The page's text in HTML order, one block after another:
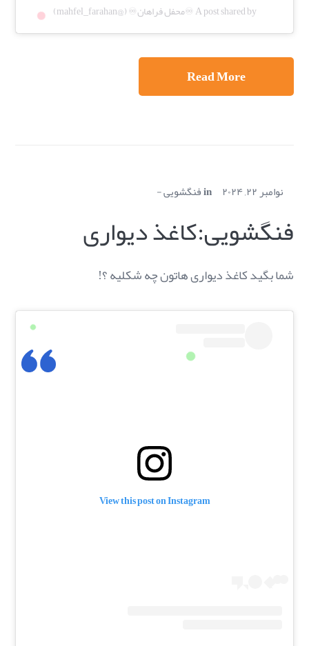
A post shared by ♾️محفل فراهان♾️ (@mahfel_farahan)
Read More
نوامبر ۲۲, ۲۰۲۴ inفنگشویی
فنگشویی:کاغذ دیواری
شما بگید کاغذ دیواری هاتون چه شکلیه ؟!
View this post on Instagram